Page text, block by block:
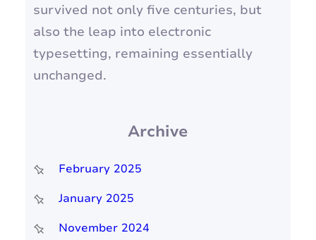
survived not only five centuries, but
also the leap into electronic
typesetting, remaining essentially
unchanged.
Archive
February 2025
January 2025
November 2024